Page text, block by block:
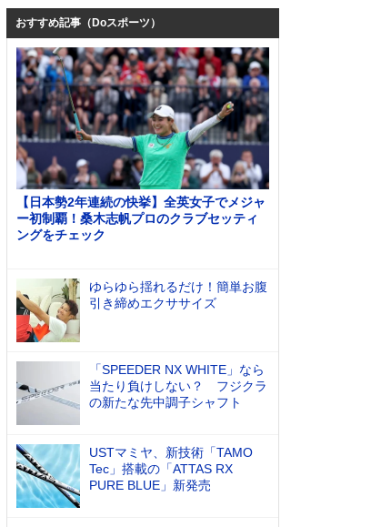
おすすめ記事（Doスポーツ）
【日本勢2年連続の快挙】全英女子でメジャ
ー初制覇！桑木志帆プロのクラブセッティ
ングをチェック
ゆらゆら揺れるだけ！簡単お腹
引き締めエクササイズ
「SPEEDER NX WHITE」なら
当たり負けしない？ フジクラ
の新たな先中調子シャフト
USTマミヤ、新技術「TAMO
Tec」搭載の「ATTAS RX
PURE BLUE」新発売